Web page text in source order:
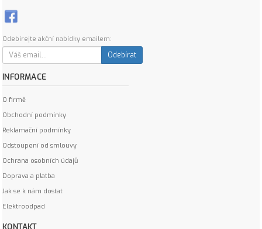
Odebírejte akční nabídky emailem:
Odebírat
INFORMACE
O firmě
Obchodní podmínky
Reklamační podmínky
Odstoupení od smlouvy
Ochrana osobních údajů
Doprava a platba
Jak se k nám dostat
Elektroodpad
KONTAKT